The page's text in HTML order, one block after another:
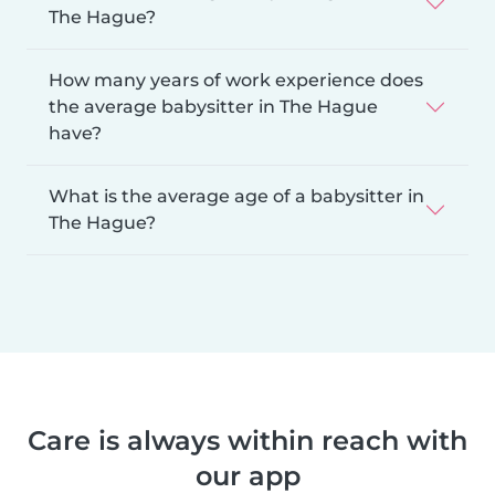
The Hague?
How many years of work experience does
the average babysitter in The Hague
have?
What is the average age of a babysitter in
The Hague?
Care is always within reach with
our app